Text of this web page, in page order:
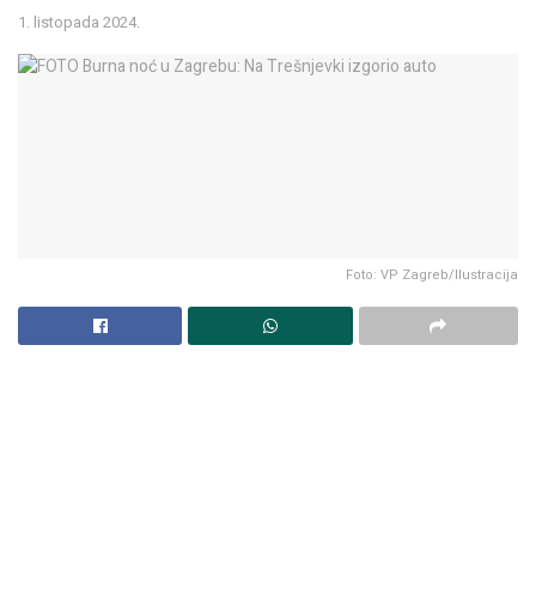
1. listopada 2024.
Foto: VP Zagreb/Ilustracija